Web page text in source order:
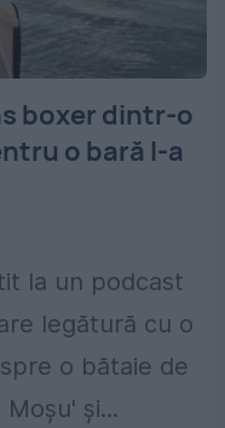
boxer dintr-o
o bară l-a
la un podcast
legătură cu o
o bătaie de
și...